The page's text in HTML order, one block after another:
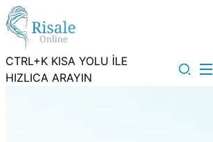
CTRL+K KISA YOLU İLE
HIZLICA ARAYIN